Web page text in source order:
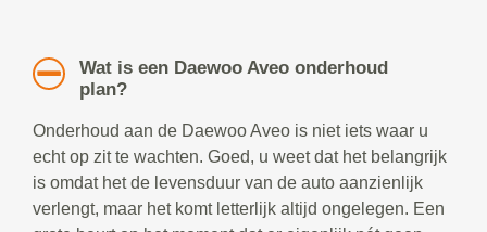
Wat is een Daewoo Aveo onderhoud
plan?
Onderhoud aan de Daewoo Aveo is niet iets waar u
echt op zit te wachten. Goed, u weet dat het belangrijk
is omdat het de levensduur van de auto aanzienlijk
verlengt, maar het komt letterlijk altijd ongelegen. Een